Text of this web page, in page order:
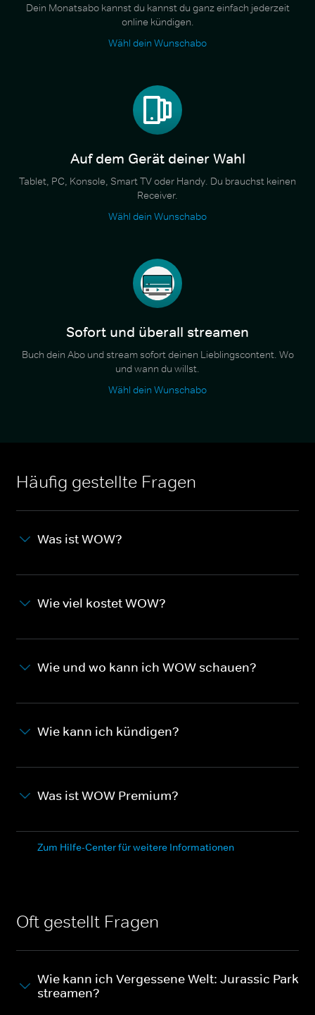
Dein Monatsabo kannst du kannst du ganz einfach jederzeit
online kündigen.
Wähl dein Wunschabo
Auf dem Gerät deiner Wahl
Tablet, PC, Konsole, Smart TV oder Handy. Du brauchst keinen
Receiver.
Wähl dein Wunschabo
Sofort und überall streamen
Buch dein Abo und stream sofort deinen Lieblingscontent. Wo
und wann du willst.
Wähl dein Wunschabo
Häufig gestellte Fragen
Was ist WOW?
Wie viel kostet WOW?
Wie und wo kann ich WOW schauen?
Wie kann ich kündigen?
Was ist WOW Premium?
Zum Hilfe-Center für weitere Informationen
Oft gestellt Fragen
Wie kann ich Vergessene Welt: Jurassic Park
streamen?